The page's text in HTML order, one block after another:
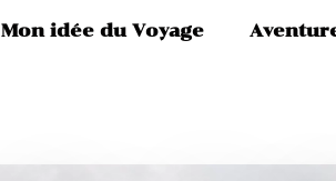
Mon idée du Voyage